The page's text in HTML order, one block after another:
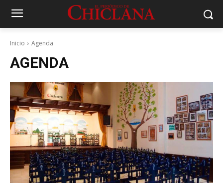
Inicio Agenda
AGENDA